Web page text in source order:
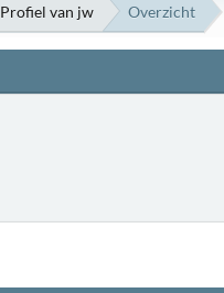
Profiel van jw Overzicht